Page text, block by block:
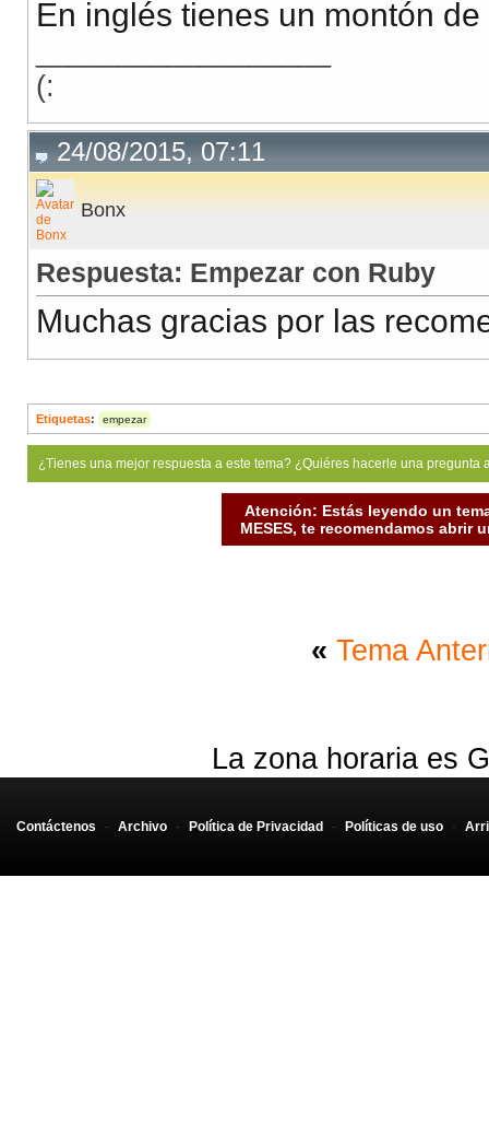
En inglés tienes un montón
(:
24/08/2015, 07:11
Bonx
Respuesta: Empezar con Ruby
Muchas gracias por las
Etiquetas: empezar
¿Tienes una mejor respuesta a este tema? ¿Quiéres hacerle una
Atención: Estás leyendo un
MESES, te recomendamos abrir
« Tema
La zona horaria es
Contáctenos - Archivo - Política de Privacidad - Políticas de uso -